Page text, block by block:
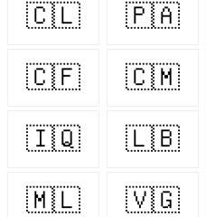
🇨🇱 🇵🇦
🇨🇫 🇨🇲
🇮🇶 🇱🇧
🇲🇱 🇻🇬